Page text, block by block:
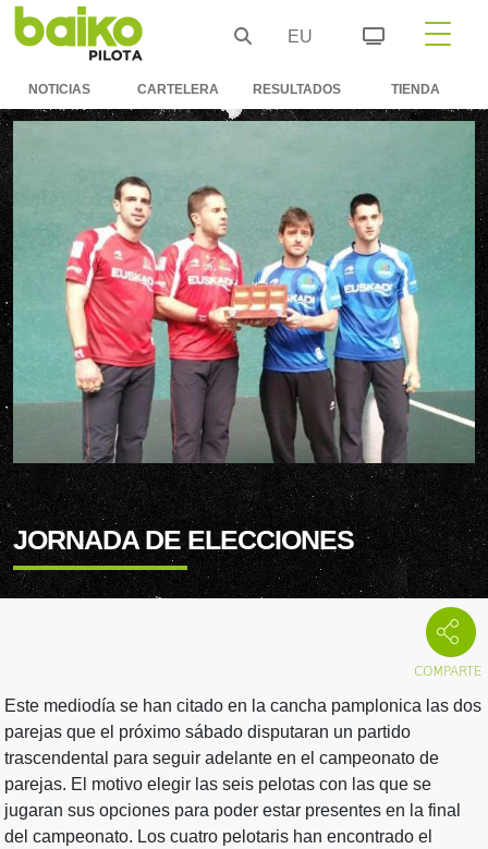
EU
NOTICIAS CARTELERA RESULTADOS TIENDA
JORNADA DE ELECCIONES
Este mediodía se han citado en la cancha pamplonica las dos
parejas que el próximo sábado disputaran un partido
trascendental para seguir adelante en el campeonato de
parejas. El motivo elegir las seis pelotas con las que se
jugaran sus opciones para poder estar presentes en la final
del campeonato. Los cuatro pelotaris han encontrado el